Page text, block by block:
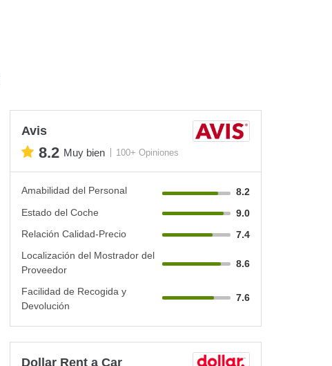
Avis
8.2 Muy bien 100+ Opiniones
Amabilidad del Personal
8.2
Estado del Coche
9.0
Relación Calidad-Precio
7.4
Localización del Mostrador del
Proveedor
8.6
Facilidad de Recogida y
Devolución
7.6
Dollar Rent a Car